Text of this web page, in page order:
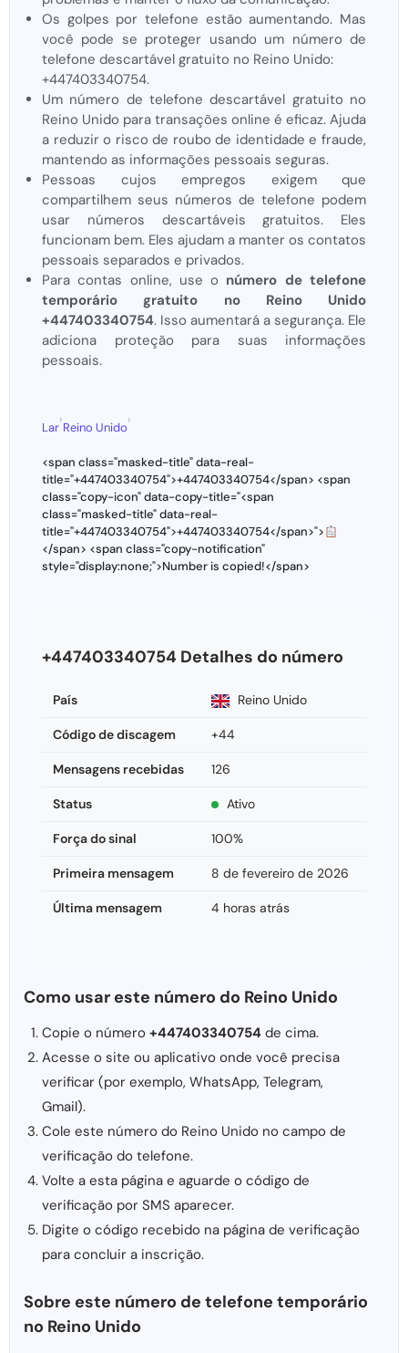
Os golpes por telefone estão aumentando. Mas
você pode se proteger usando um número de
telefone descartável gratuito no Reino Unido:
+447403340754.
Um número de telefone descartável gratuito no
Reino Unido para transações online é eficaz. Ajuda
a reduzir o risco de roubo de identidade e fraude,
mantendo as informações pessoais seguras.
Pessoas cujos empregos exigem que
compartilhem seus números de telefone podem
usar números descartáveis ​​gratuitos. Eles
funcionam bem. Eles ajudam a manter os contatos
pessoais separados e privados.
Para contas online, use o número de telefone
temporário gratuito no Reino Unido
+447403340754. Isso aumentará a segurança. Ele
adiciona proteção para suas informações
pessoais.
Lar
›
Reino Unido
›
<span class="masked-title" data-real-
title="+447403340754">+447403340754</span> <span
class="copy-icon" data-copy-title="<span
class="masked-title" data-real-
title="+447403340754">+447403340754</span>">
</span> <span class="copy-notification"
style="display:none;">Number is copied!</span>
+447403340754 Detalhes do número
País Reino Unido
Código de discagem +44
Mensagens recebidas 126
Status Ativo
Força do sinal 100%
Primeira mensagem 8 de fevereiro de 2026
Última mensagem 4 horas atrás
Como usar este número do Reino Unido
Copie o número +447403340754 de cima.
Acesse o site ou aplicativo onde você precisa
verificar (por exemplo, WhatsApp, Telegram,
Gmail).
Cole este número do Reino Unido no campo de
verificação do telefone.
Volte a esta página e aguarde o código de
verificação por SMS aparecer.
Digite o código recebido na página de verificação
para concluir a inscrição.
Sobre este número de telefone temporário
no Reino Unido